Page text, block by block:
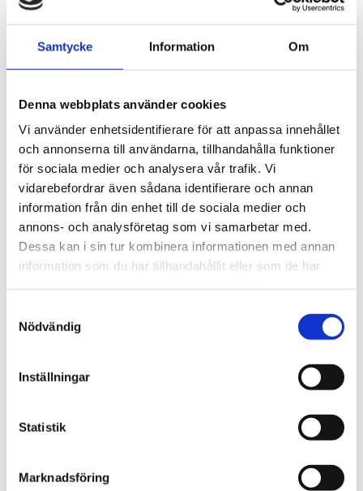
Samtycke Information Om
Denna webbplats använder cookies
Vi använder enhetsidentifierare för att anpassa innehållet
och annonserna till användarna, tillhandahålla funktioner
för sociala medier och analysera vår trafik. Vi
vidarebefordrar även sådana identifierare och annan
information från din enhet till de sociala medier och
annons- och analysföretag som vi samarbetar med.
Dessa kan i sin tur kombinera informationen med annan
information som du har tillhandahållit eller som de har
Nödvändig
Inställningar
Statistik
Marknadsföring
2021
november (1)
oktober (3)
april (1)
februari (1)
januari (6)
2020
december (1)
november (8)
oktober (8)
september (3)
mars (4)
februari (3)
2019
november (3)